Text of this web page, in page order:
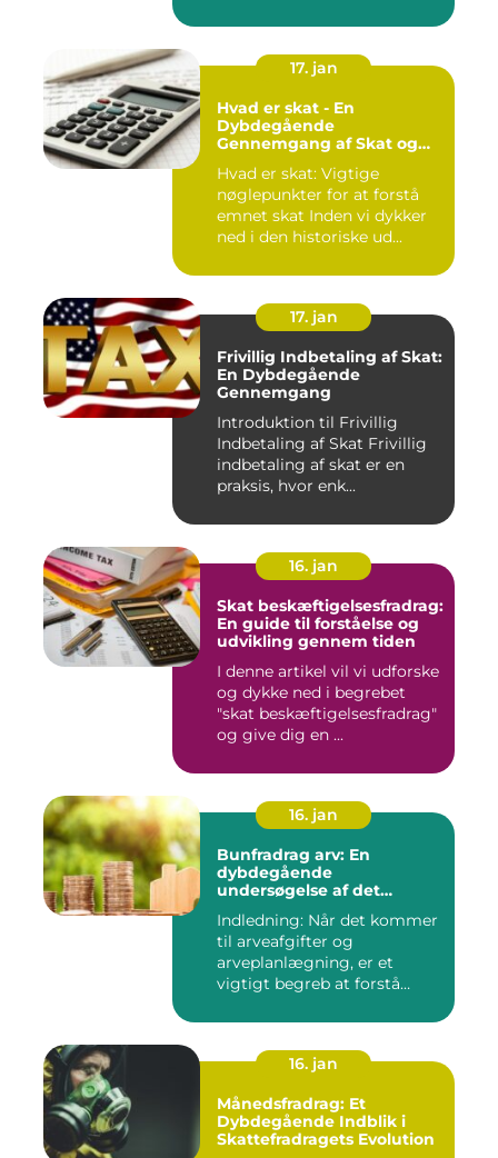
17. jan
Hvad er skat - En
Dybdegående
Gennemgang af Skat og
Tid
Hvad er skat: Vigtige
nøglepunkter for at forstå
emnet skat Inden vi dykker
ned i den historiske ud...
17. jan
Frivillig Indbetaling af Skat:
En Dybdegående
Gennemgang
Introduktion til Frivillig
Indbetaling af Skat Frivillig
indbetaling af skat er en
praksis, hvor enk...
16. jan
Skat beskæftigelsesfradrag:
En guide til forståelse og
udvikling gennem tiden
I denne artikel vil vi udforske
og dykke ned i begrebet
"skat beskæftigelsesfradrag"
og give dig en ...
16. jan
Bunfradrag arv: En
dybdegående
undersøgelse af det
Indledning: Når det kommer
til arveafgifter og
arveplanlægning, er et
vigtigt begreb at forstå
16. jan
Månedsfradrag: Et
Dybdegående Indblik i
Skattefradragets Evolution